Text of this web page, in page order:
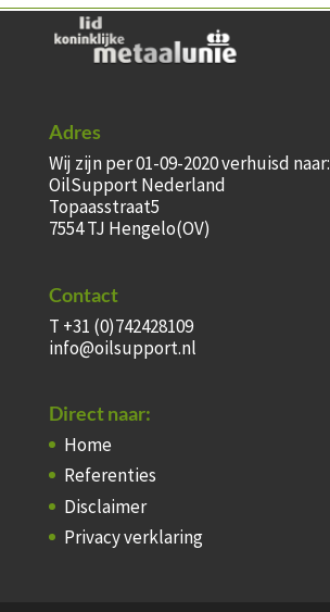
Adres
Wij zijn per 01-09-2020 verhuisd naar:
OilSupport Nederland
Topaasstraat5
7554 TJ Hengelo(OV)
Contact
T +31 (0)742428109
info@oilsupport.nl
Direct naar:
Home
Referenties
Disclaimer
Privacy verklaring